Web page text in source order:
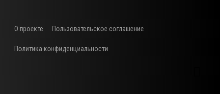
О проекте Пользовательское соглашение
Политика конфиденциальности